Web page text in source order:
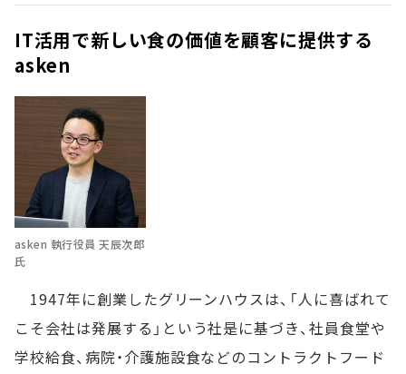
IT活用で新しい食の価値を顧客に提供する
asken
asken 執行役員 天辰次郎
氏
1947年に創業したグリーンハウスは、「人に喜ばれて
こそ会社は発展する」という社是に基づき、社員食堂や
学校給食、病院・介護施設食などのコントラクトフード